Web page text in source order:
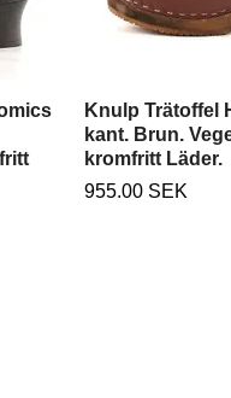
Knulp Trätoffel
kant. Brun.
kromfritt Läder.
955.00 SEK